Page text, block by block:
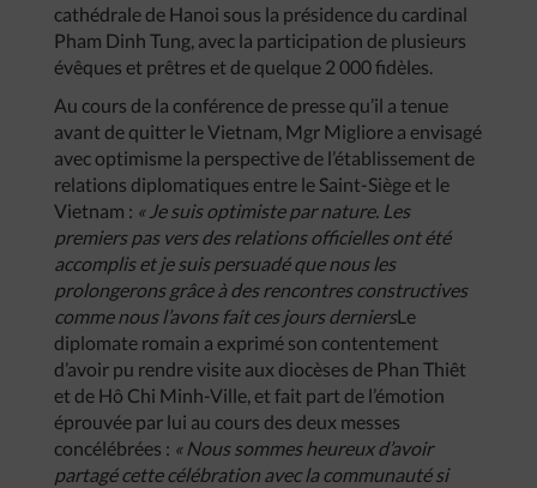
cathédrale de Hanoi sous la présidence du cardinal
Pham Dinh Tung, avec la participation de plusieurs
évêques et prêtres et de quelque 2 000 fidèles.
Au cours de la conférence de presse qu’il a tenue
avant de quitter le Vietnam, Mgr Migliore a envisagé
avec optimisme la perspective de l’établissement de
relations diplomatiques entre le Saint-Siège et le
Vietnam : « Jesuisoptimisteparnature. Les
premierspas versdesrelationsofficiellesontété
accompliset jesuispersuadéquenous les
prolongerons grâceàdesrencontresconstructives
commenous l’avons faitces joursderniersLe
diplomate romain a exprimé son contentement
d’avoir pu rendre visite aux diocèses de Phan Thiêt
et de Hô Chi Minh-Ville, et fait part de l’émotion
éprouvée par lui au cours des deux messes
concélébrées : « Noussommesheureuxd’avoir
partagécettecélébration aveclacommunautési